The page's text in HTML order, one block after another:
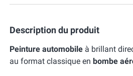
Description du produit
Peinture automobile à brillant
au format classique en bombe